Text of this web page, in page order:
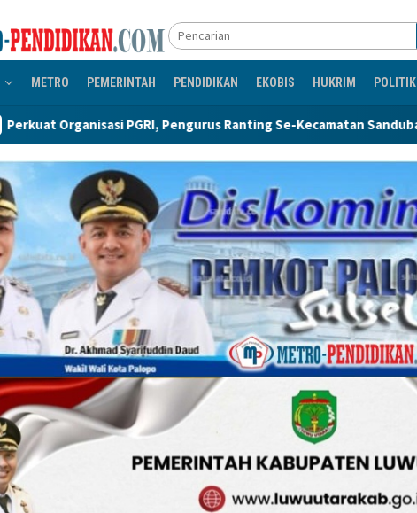
METRO PEMERINTAH PENDIDIKAN EKOBIS HUKRIM POLITIK
Ranting Se-Kecamatan Sandubaya Mataram Resmi Dilantik